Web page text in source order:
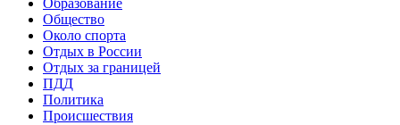
Общество
Около спорта
Отдых в России
Отдых за границей
ПДД
Политика
Происшествия